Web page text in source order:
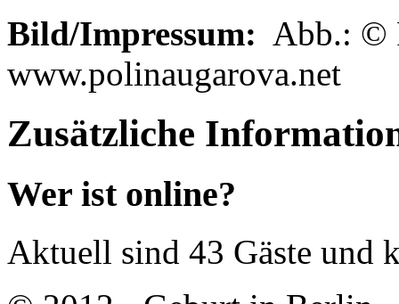
Bild/Impressum: Abb.: ©
www.polinaugarova.net
Zusätzliche
Wer ist online?
Aktuell sind 43 Gäste und